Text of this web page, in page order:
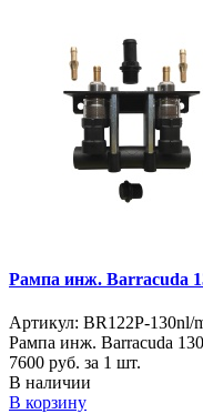
Рампа инж. Barracuda
Артикул: BR122P-130nl/
Рампа инж. Barracuda
7600 руб. за 1 шт.
В наличии
В корзину